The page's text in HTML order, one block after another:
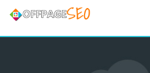
Skip
content